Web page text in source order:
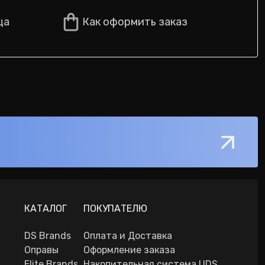
Как оформить заказ
КАТАЛОГ
DS Brands
Оправы
ПОКУПАТЕЛЮ
Оплата и Доставка
Оформление заказа